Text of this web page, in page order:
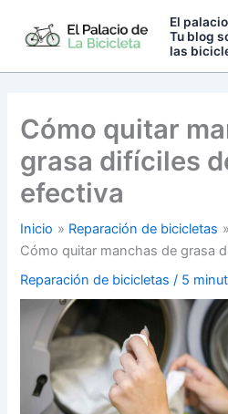
El
Tu blog
las
Cómo quitar
grasa difíciles
efectiva
Inicio
Reparación de bicicletas
Cómo quitar manchas de grasa
Reparación de bicicletas / 5